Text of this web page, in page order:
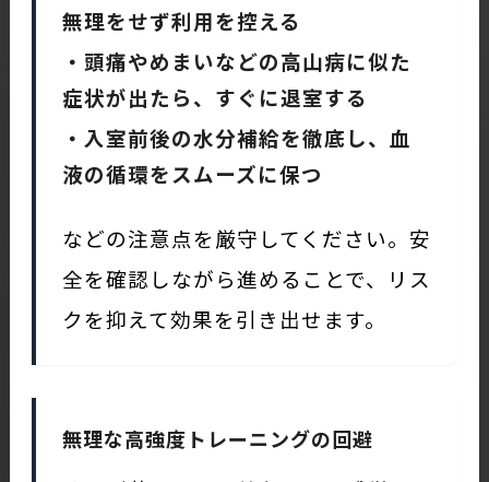
無理をせず利用を控える
・頭痛やめまいなどの高山病に似た
症状が出たら、すぐに退室する
・入室前後の水分補給を徹底し、血
液の循環をスムーズに保つ
などの注意点を厳守してください。安
全を確認しながら進めることで、リス
クを抑えて効果を引き出せます。
無理な高強度トレーニングの回避